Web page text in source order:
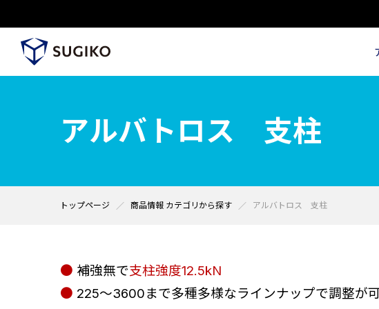
アルバトロス 支柱
トップページ 商品情報 カテゴリから探す アルバトロス 支柱
● 補強無で支柱強度12.5kN
● 225～3600まで多種多様なラインナップで調整が